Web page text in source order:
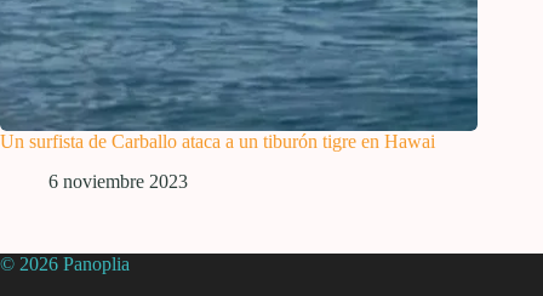
Un surfista de Carballo ataca a un tiburón tigre en Hawai
6 noviembre 2023
© 2026 Panoplia